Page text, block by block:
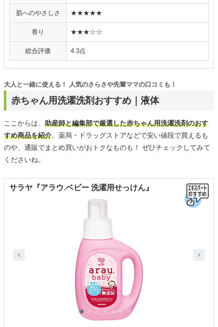
肌へのやさしさ ★★★★★
香り ★★★☆☆
総合評価 4.3点
赤ちゃん用洗濯洗剤おすすめ｜液体
大人と一緒に使える！ 人気のさらさや先輩ママの口コミも！
ここからは、 助産師と編集部で厳選した赤ちゃん用洗濯洗剤のおす
すめ商品を紹介。薬局・ドラッグストアなどで安い値段で買えるも
のや、通販でまとめ買いがおトクなものも！ ぜひチェックしてみて
くださいね。
サラヤ『アラウ.ベビー 洗濯用せっけん』